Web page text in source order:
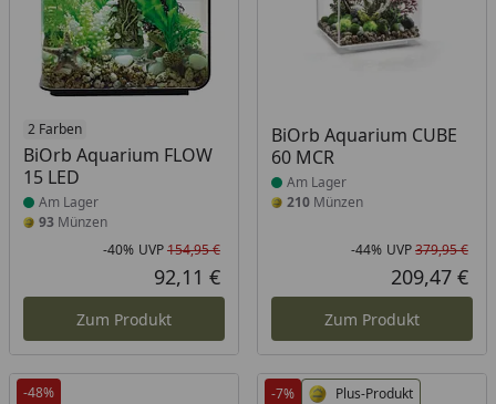
2 Farben
BiOrb Aquarium FLOW
15 LED
Produkt am Lager
Am Lager
93 Münzen
Rabatt in Prozent
-40%
Ursprünglicher Preis
UVP154,95 €
Aktueller Preis
92,11 €
Zum Produkt
BiOrb Aquarium CUBE
60 MCR
Produkt am Lager
Am Lager
210Münzen
-44% UVP379,95 €
209,47 €
Zum Produkt
-48% -7% Plus-Produkt